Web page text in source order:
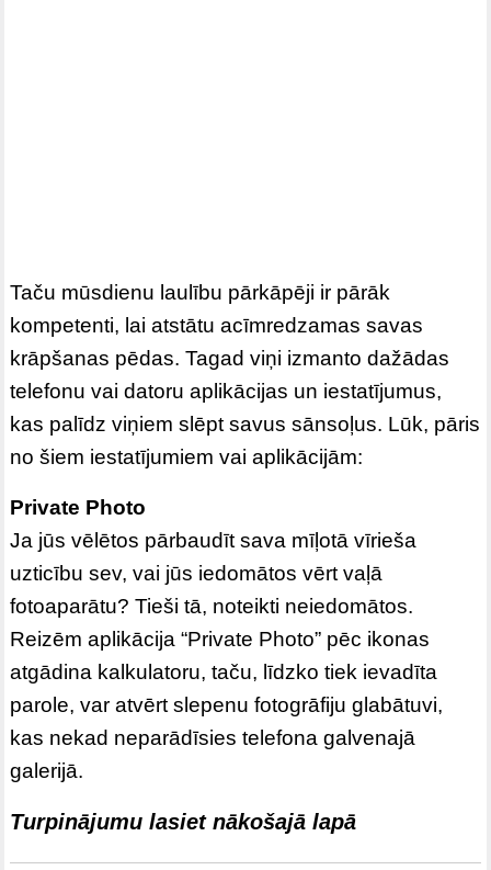
Taču mūsdienu laulību pārkāpēji ir pārāk
kompetenti, lai atstātu acīmredzamas savas
krāpšanas pēdas. Tagad viņi izmanto dažādas
telefonu vai datoru aplikācijas un iestatījumus,
kas palīdz viņiem slēpt savus sānsoļus. Lūk, pāris
no šiem iestatījumiem vai aplikācijām:
Private Photo
Ja jūs vēlētos pārbaudīt sava mīļotā vīrieša
uzticību sev, vai jūs iedomātos vērt vaļā
fotoaparātu? Tieši tā, noteikti neiedomātos.
Reizēm aplikācija “Private Photo” pēc ikonas
atgādina kalkulatoru, taču, līdzko tiek ievadīta
parole, var atvērt slepenu fotogrāfiju glabātuvi,
kas nekad neparādīsies telefona galvenajā
galerijā.
Turpinājumu lasiet nākošajā lapā